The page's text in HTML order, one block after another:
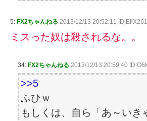
5: FX2ちゃんねる 2013/12/13 20:52:11
ミスった奴は殺されるな。。
34: FX2ちゃんねる 2013/12/13 20:59:40
>>5
ふひｗ
もしくは、自ら「あ～いき